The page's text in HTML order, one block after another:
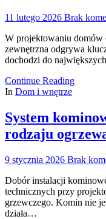
11 lutego 2026 Brak
W projektowaniu domów
zewnętrzna odgrywa
dochodzi do
Continue Reading
In Dom i wnętrze
System
rodzaju
9 stycznia 2026 Brak
Dobór instalacji
technicznych przy
grzewczego. Komin nie
działa…